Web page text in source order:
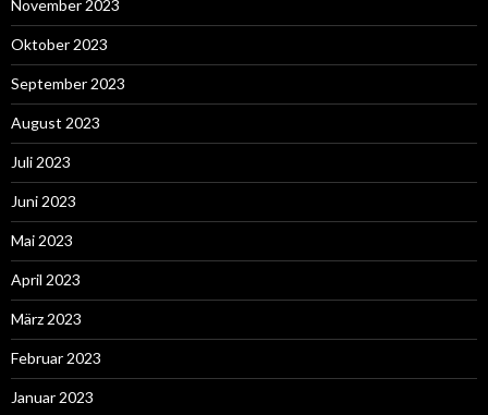
November 2023
Oktober 2023
September 2023
August 2023
Juli 2023
Juni 2023
Mai 2023
April 2023
März 2023
Februar 2023
Januar 2023